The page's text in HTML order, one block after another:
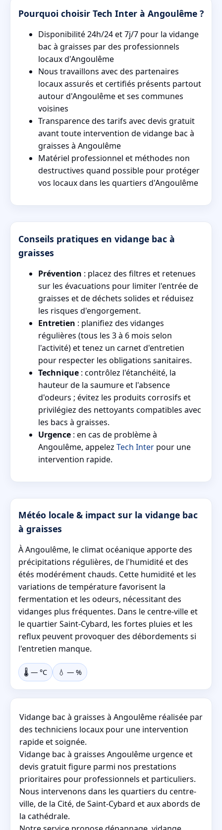
Pourquoi choisir Tech Inter à Angoulême ?
Disponibilité 24h/24 et 7j/7 pour la vidange
bac à graisses par des professionnels
locaux d'Angoulême
Nous travaillons avec des partenaires
locaux assurés et certifiés présents partout
autour d'Angoulême et ses communes
voisines
Transparence des tarifs avec devis gratuit
avant toute intervention de vidange bac à
graisses à Angoulême
Matériel professionnel et méthodes non
destructives quand possible pour protéger
vos locaux dans les quartiers d'Angoulême
Conseils pratiques en vidange bac à
graisses
Prévention : placez des filtres et retenues
sur les évacuations pour limiter l'entrée de
graisses et de déchets solides et réduisez
les risques d'engorgement.
Entretien : planifiez des vidanges
régulières (tous les 3 à 6 mois selon
l'activité) et tenez un carnet d'entretien
pour respecter les obligations sanitaires.
Technique : contrôlez l'étanchéité, la
hauteur de la saumure et l'absence
d'odeurs ; évitez les produits corrosifs et
privilégiez des nettoyants compatibles avec
les bacs à graisses.
Urgence : en cas de problème à
Angoulême, appelez Tech Inter pour une
intervention rapide.
Météo locale & impact sur la vidange bac
à graisses
À Angoulême, le climat océanique apporte des
précipitations régulières, de l'humidité et des
étés modérément chauds. Cette humidité et les
variations de température favorisent la
fermentation et les odeurs, nécessitant des
vidanges plus fréquentes. Dans le centre-ville et
le quartier Saint-Cybard, les fortes pluies et les
reflux peuvent provoquer des débordements si
l'entretien manque.
🌡️ — °C 💧 — %
Vidange bac à graisses à Angoulême réalisée par
des techniciens locaux pour une intervention
rapide et soignée.
Vidange bac à graisses Angoulême urgence et
devis gratuit figure parmi nos prestations
prioritaires pour professionnels et particuliers.
Nous intervenons dans les quartiers du centre-
ville, de la Cité, de Saint-Cybard et aux abords de
la cathédrale.